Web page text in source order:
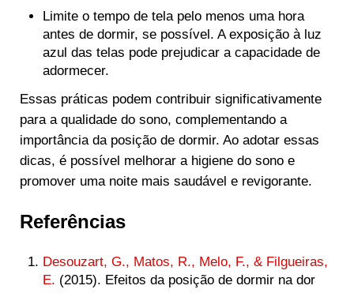
Limite o tempo de tela pelo menos uma hora
antes de dormir, se possível. A exposição à luz
azul das telas pode prejudicar a capacidade de
adormecer.
Essas práticas podem contribuir significativamente
para a qualidade do sono, complementando a
importância da posição de dormir. Ao adotar essas
dicas, é possível melhorar a higiene do sono e
promover uma noite mais saudável e revigorante.
Referências
Desouzart, G., Matos, R., Melo, F., & Filgueiras,
E. (2015). Efeitos da posição de dormir na dor